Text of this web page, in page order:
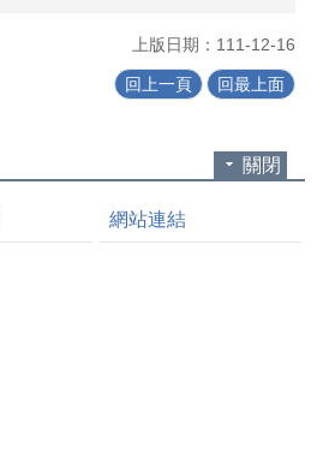
上版日期：111-12-16
回上一頁 回最上面
關閉
網站連結